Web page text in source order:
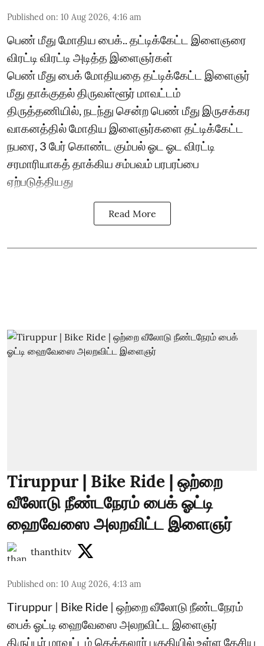
Published on: 10 Aug 2026, 4:16 am
பெண் மீது மோதிய பைக்.. தட்டிக்கேட்ட இளைஞரை
விரட்டி விரட்டி அடித்த இளைஞர்கள்
பெண் மீது பைக் மோதியதை தட்டிக்கேட்ட இளைஞர்
மீது தாக்குதல் திருவள்ளூர் மாவட்டம்
திருத்தணியில், நடந்து சென்ற பெண் மீது இருசக்கர
வாகனத்தில் மோதிய இளைஞர்களை தட்டிக்கேட்ட
நபரை, 3 பேர் கொண்ட கும்பல் ஓட ஓட விரட்டி
சரமாரியாகத் தாக்கிய சம்பவம் பரபரப்பை
ஏற்படுத்தியது
Read More
Tiruppur | Bike Ride | ஒற்றை
வீலோடு நீண்டநேரம் பைக் ஓட்டி
ஹைவேஸை அலறவிட்ட இளைஞர்
thanthitv
Published on: 10 Aug 2026, 4:13 am
Tiruppur | Bike Ride | ஒற்றை வீலோடு நீண்டநேரம்
பைக் ஓட்டி ஹைவேஸை அலறவிட்ட இளைஞர்
திருப்பூர் மாவட்டம் தெக்கலூர் பகுதியில் உள்ள தேசிய